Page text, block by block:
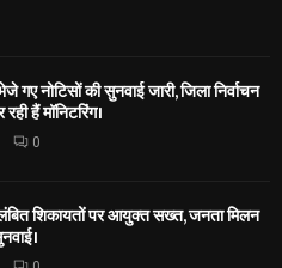
नोटिसों की सुनवाई जारी, जिला निर्वाचन
हैं मॉनिटरिंग।
0
शिकायतों पर आयुक्त सख्त, जनता मिलन